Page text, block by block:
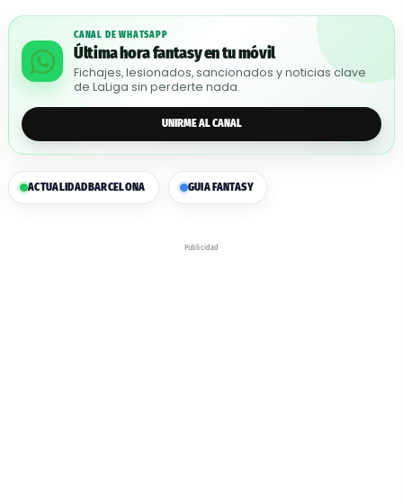
CANAL DE WHATSAPP
Última hora fantasy en tu móvil
Fichajes, lesionados, sancionados y noticias clave
de LaLiga sin perderte nada.
UNIRME AL CANAL
ACTUALIDADBARCELONA GUIA FANTASY
Publicidad